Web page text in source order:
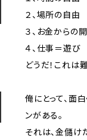
２、場所の自由
３、お金からの
４、仕事＝遊び
どうだ！これ
俺にとって、面
ンがある。
それは、金儲け